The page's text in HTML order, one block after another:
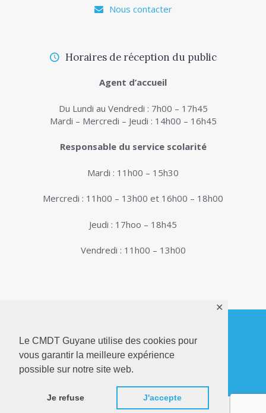
Le CMDT Guyane utilise des cookies pour
vous garantir la meilleure expérience
possible sur notre site web.
Je refuse J'accepte
✕
Nous contacter
Horaires de réception du public
Agent d’accueil
Du Lundi au Vendredi : 7h00 – 17h45
Mardi – Mercredi – Jeudi : 14h00 – 16h45
Responsable du service scolarité
Mardi : 11h00 – 15h30
Mercredi : 11h00 – 13h00 et 16h00 – 18h00
Jeudi : 17hoo – 18h45
Vendredi : 11h00 – 13h00
© 2026. Conservatoire de Musique, Danse et
Théâtre de Guyane . Tous droits réservés - Site